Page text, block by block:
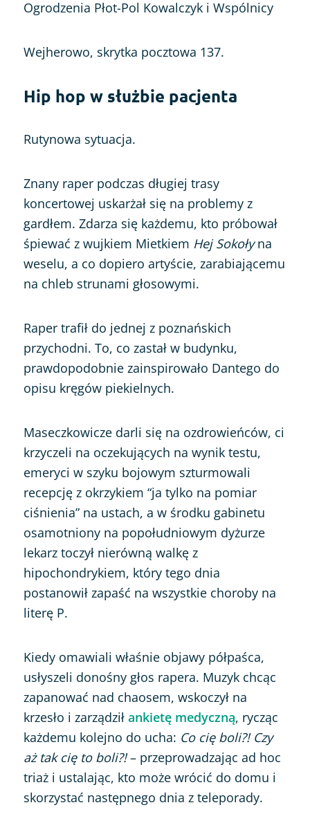
Ogrodzenia Płot-Pol Kowalczyk i Wspólnicy
Wejherowo, skrytka pocztowa 137.
Hip hop w służbie pacjenta
Rutynowa sytuacja.
Znany raper podczas długiej trasy
koncertowej uskarżał się na problemy z
gardłem. Zdarza się każdemu, kto próbował
śpiewać z wujkiem Mietkiem Hej Sokołyna
weselu, a co dopiero artyście, zarabiającemu
na chleb strunami głosowymi.
Raper trafił do jednej z poznańskich
przychodni. To, co zastał w budynku,
prawdopodobnie zainspirowało Dantego do
opisu kręgów piekielnych.
Maseczkowicze darli się na ozdrowieńców, ci
krzyczeli na oczekujących na wynik testu,
emeryci w szyku bojowym szturmowali
recepcję z okrzykiem “ja tylko na pomiar
ciśnienia” na ustach, a w środku gabinetu
osamotniony na popołudniowym dyżurze
lekarz toczył nierówną walkę z
hipochondrykiem, który tego dnia
postanowił zapaść na wszystkie choroby na
literę P.
Kiedy omawiali właśnie objawy półpaśca,
usłyszeli donośny głos rapera. Muzyk chcąc
zapanować nad chaosem, wskoczył na
krzesło i zarządził ankietę medyczną, rycząc
każdemu kolejno do ucha: Co cię boli?! Czy
aż tak cię to boli?!– przeprowadzając ad hoc
triaż i ustalając, kto może wrócić do domu i
skorzystać następnego dnia z teleporady.